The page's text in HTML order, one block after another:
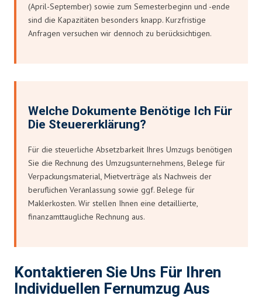
(April-September) sowie zum Semesterbeginn und -ende
sind die Kapazitäten besonders knapp. Kurzfristige
Anfragen versuchen wir dennoch zu berücksichtigen.
Welche Dokumente Benötige Ich Für
Die Steuererklärung?
Für die steuerliche Absetzbarkeit Ihres Umzugs benötigen
Sie die Rechnung des Umzugsunternehmens, Belege für
Verpackungsmaterial, Mietverträge als Nachweis der
beruflichen Veranlassung sowie ggf. Belege für
Maklerkosten. Wir stellen Ihnen eine detaillierte,
finanzamttaugliche Rechnung aus.
Kontaktieren Sie Uns Für Ihren
Individuellen Fernumzug Aus